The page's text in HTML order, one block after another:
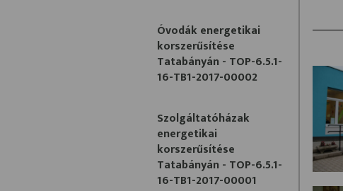
Óvodák energetikai
korszerűsítése
Tatabányán - TOP-6.5.1-
16-TB1-2017-00002
Szolgáltatóházak
energetikai
korszerűsítése
Tatabányán - TOP-6.5.1-
16-TB1-2017-00001